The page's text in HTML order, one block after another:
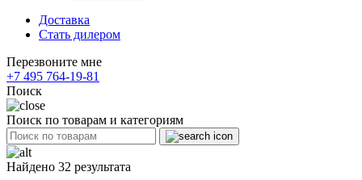
Доставка
Стать дилером
Перезвоните мне
+7 495 764-19-81
Поиск
Поиск по товарам и категориям
Найдено 32 результата